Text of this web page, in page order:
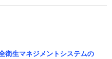
衛生マネジメントシステムの